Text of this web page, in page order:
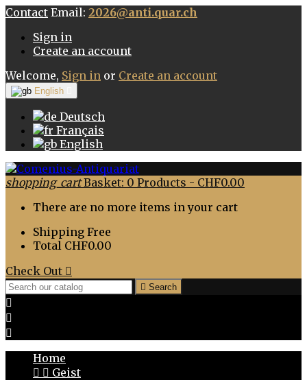
Contact Email: 2026@anti.quar.ch
Sign in
Create an account
Welcome, Sign in or Create an account
English
Deutsch
Français
English
shopping_cart Basket: 0 Products - CHF0.00
There are no more items in your cart
Shipping Free
Total CHF0.00
Check Out 
 Search



Home
  Geist